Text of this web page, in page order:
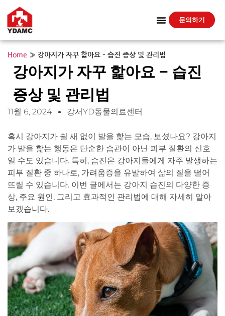
문의하기
Home » 강아지가 자꾸 핥아요 – 습진 증상 및 관리법
강아지가 자꾸 핥아요 – 습진
증상 및 관리법
11월 6, 2024 강서YD동물의료센터
혹시 강아지가 쉴 새 없이 발을 핥는 모습, 보셨나요? 강아지
가 발을 핥는 행동은 단순한 습관이 아닌 피부 질환의 신호
일 수도 있습니다. 특히, 습진은 강아지들에게 자주 발생하는
피부 질환 중 하나로, 가려움증을 유발하여 삶의 질을 떨어
뜨릴 수 있습니다. 이번 글에서는 강아지 습진의 다양한 증
상, 주요 원인, 그리고 효과적인 관리법에 대해 자세히 알아
보겠습니다.